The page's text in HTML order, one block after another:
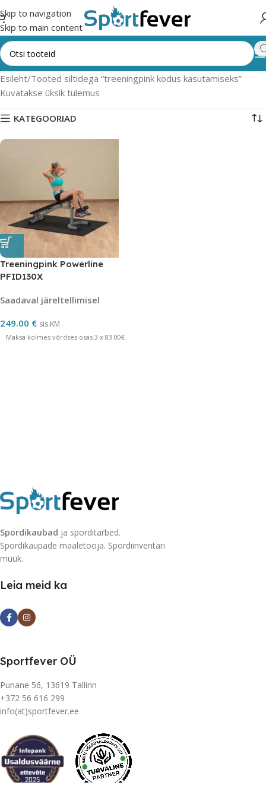
Skip to navigation
Skip to main content
Esileht Tooted siltidega “treeningpink kodus kasutamiseks”
Kuvatakse üksik tulemus
KATEGOORIAD
Treeningpink Powerline
PFID130X
Saadaval järeltellimisel
249.00 € sis.KM
Maksa kolmes võrdses osas 3 x 83.00€
Spordikaubad ja sporditarbed.
Spordikaupade maaletooja. Spordiinventari
müük.
Leia meid ka
Sportfever OÜ
Punane 56, 13619 Tallinn
+372 56 616 299
info(at)sportfever.ee